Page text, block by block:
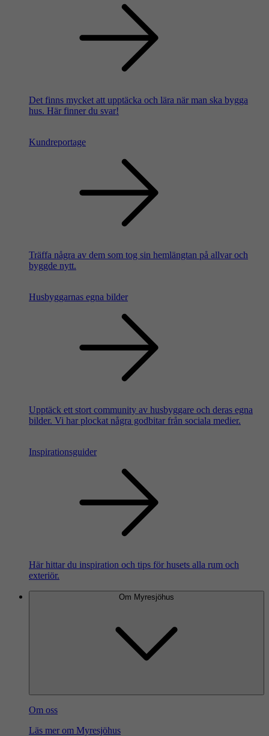
Det finns mycket att upptäcka och lära när man ska bygga
hus. Här finner du svar!
Kundreportage
Träffa några av dem som tog sin hemlängtan på allvar och
byggde nytt.
Husbyggarnas egna bilder
Upptäck ett stort community av husbyggare och deras egna
bilder. Vi har plockat några godbitar från sociala medier.
Inspirationsguider
Här hittar du inspiration och tips för husets alla rum och
exteriör.
Om Myresjöhus
Om oss
Läs mer om Myresjöhus